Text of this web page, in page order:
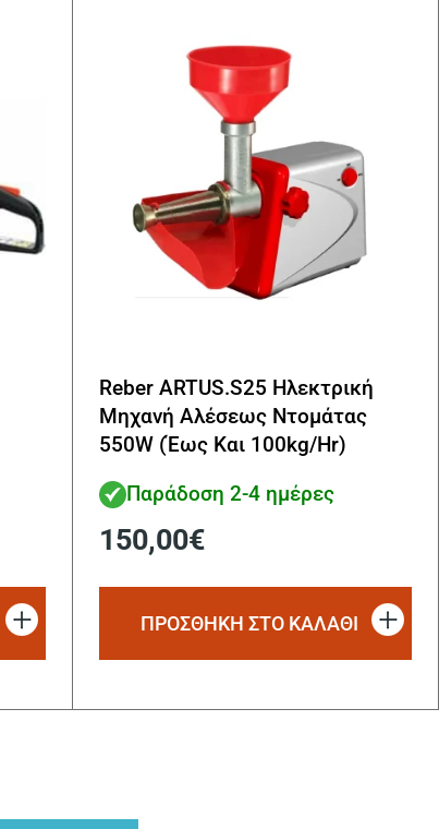
Reber ARTUS.S25 Ηλεκτρική
Μηχανή Αλέσεως Ντομάτας
550W (Έως Και 100kg/Hr)
Παράδοση 2-4 ημέρες
150,00€
ΠΡΟΣΘΗΚΗ ΣΤΟ ΚΑΛΑΘΙ